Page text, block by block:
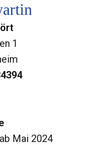
1
Mai 2024